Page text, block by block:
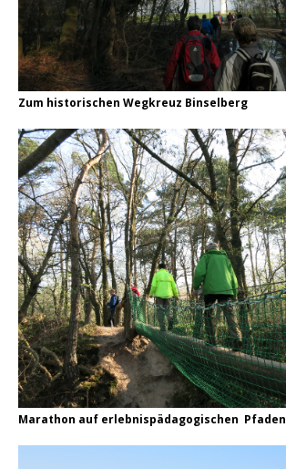
Zum historischen Wegkreuz Binselberg
Marathon auf erlebnispädagogischen Pfaden